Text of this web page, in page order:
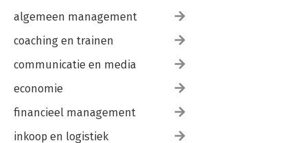
algemeen management
coaching en trainen
communicatie en media
economie
financieel management
inkoop en logistiek